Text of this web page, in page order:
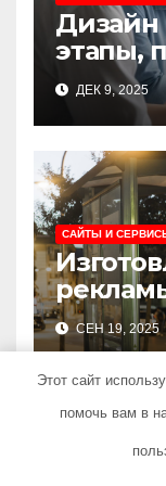
Дизайн
этапы,
ДЕК 9, 2025
САЙТЫ И
этапы
СЕН 19, 2025
Этот сайт
помочь вам в